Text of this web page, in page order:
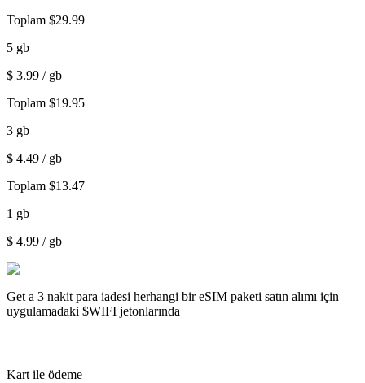
Toplam $29.99
5 gb
$ 3.99 / gb
Toplam $19.95
3 gb
$ 4.49 / gb
Toplam $13.47
1 gb
$ 4.99 / gb
Get a 3 nakit para iadesi herhangi bir eSIM paketi satın alımı için
uygulamadaki $WIFI jetonlarında
Kart ile ödeme